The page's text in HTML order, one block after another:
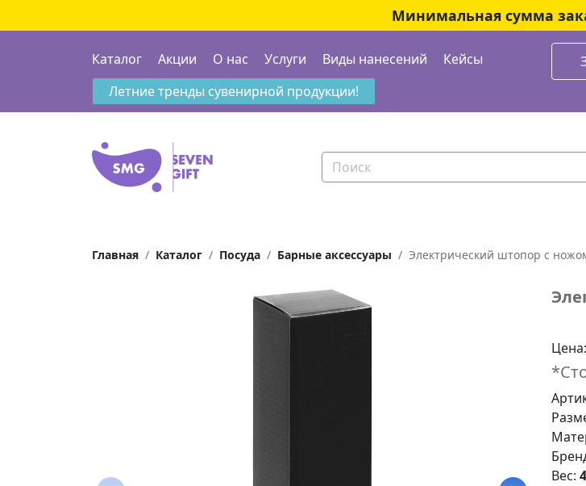
Минимальная сумма
Каталог Акции О нас Услуги Виды нанесений Кейсы
Летние тренды сувенирной продукции!
Главная Каталог Посуда Барные аксессуары Электрический штопор с
Цена:
Вес: